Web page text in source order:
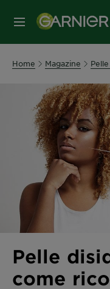
MENU
Home Magazine
Pelle
come